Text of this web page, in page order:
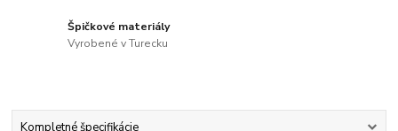
Špičkové materiály
Vyrobené v Turecku
Kompletné špecifikácie